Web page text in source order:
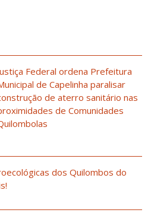
Federal ordena Prefeitura
de Capelinha paralisar
de aterro sanitário nas
de Comunidades
dos Quilombos do